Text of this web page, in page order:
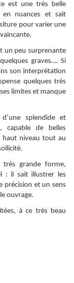
est une très belle
nuances et sait
pour varier une
un peu surprenante
graves…. Si
son interprétation
quelques très
limites et manque
splendide et
capable de belles
haut niveau tout au
grande forme,
: il sait illustrer les
précision et un sens
ouvrage.
à ce très beau